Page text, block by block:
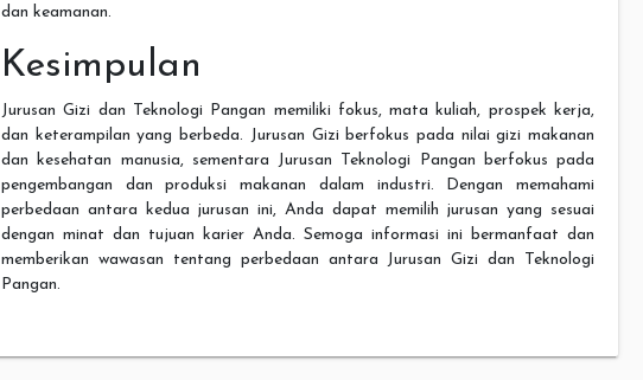
dan keamanan.
Kesimpulan
Jurusan Gizi dan Teknologi Pangan memiliki fokus, mata kuliah, prospek kerja,
dan keterampilan yang berbeda. Jurusan Gizi berfokus pada nilai gizi makanan
dan kesehatan manusia, sementara Jurusan Teknologi Pangan berfokus pada
pengembangan dan produksi makanan dalam industri. Dengan memahami
perbedaan antara kedua jurusan ini, Anda dapat memilih jurusan yang sesuai
dengan minat dan tujuan karier Anda. Semoga informasi ini bermanfaat dan
memberikan wawasan tentang perbedaan antara Jurusan Gizi dan Teknologi
Pangan.